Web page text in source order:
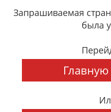
Запрашиваемая
была